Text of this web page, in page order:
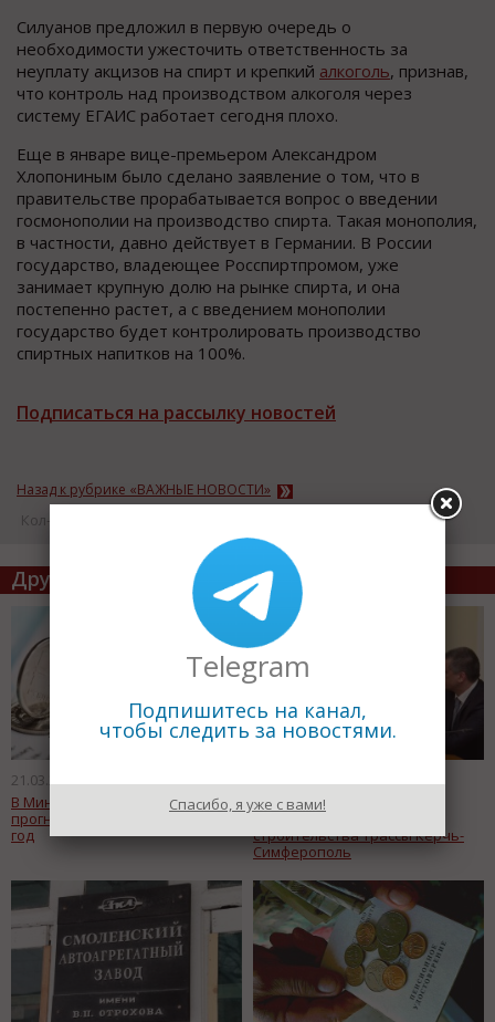
Силуанов предложил в первую очередь о
необходимости ужесточить ответственность за
неуплату акцизов на спирт и крепкий алкоголь, признав,
что контроль над производством алкоголя через
систему ЕГАИС работает сегодня плохо.
Еще в январе вице-премьером Александром
Хлопониным было сделано заявление о том, что в
правительстве прорабатывается вопрос о введении
госмонополии на производство спирта. Такая монополия,
в частности, давно действует в Германии. В России
государство, владеющее Росспиртпромом, уже
занимает крупную долю на рынке спирта, и она
постепенно растет, а с введением монополии
государство будет контролировать производство
спиртных напитков на 100%.
Подписаться на рассылку новостей
Назад к рубрике «ВАЖНЫЕ НОВОСТИ»
Кол-во просмотров: 18396
Другие статьи по теме
21.03.2016
В Минэкономразвития сделали
прогноз по инфляции на 2016
год
18.03.2016
Путин пригрозил повесить
виновных в срыве сроков
строительства трассы Керчь-
Симферополь
Telegram
Подпишитесь на канал,
чтобы следить за новостями.
Спасибо, я уже с вами!